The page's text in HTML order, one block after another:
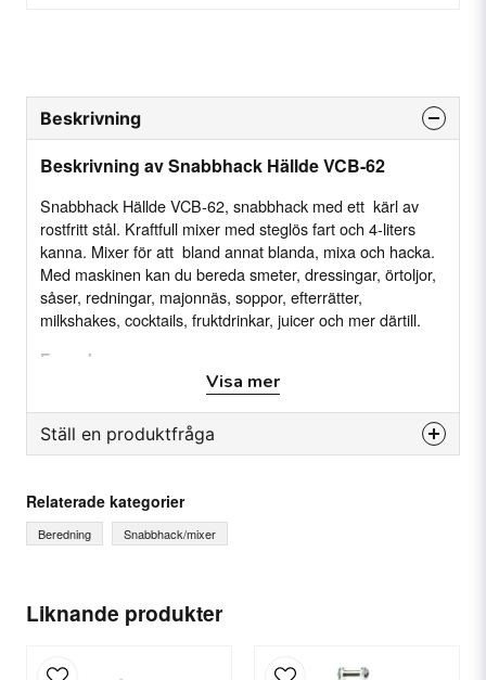
Liknande produkter
Beskrivning
Beskrivning av Snabbhack Hällde VCB-62
Snabbhack Hällde VCB-62, snabbhack med ett kärl av
rostfritt stål. Kraftfull mixer med steglös fart och 4-liters
kanna. Mixer för att bland annat blanda, mixa och hacka.
Med maskinen kan du bereda smeter, dressingar, örtoljor,
såser, redningar, majonnäs, soppor, efterrätter,
milkshakes, cocktails, fruktdrinkar, juicer och mer därtill.
Egenskaper
Bereder, blandar, mixar, hackar m.m.
2 hastigheter, 1500 eller 3000 varm per minut
Anslutning: 380-415 V. 50/60, Trefas
Hastigheter: 2 (1500 v/m, 3000 v/m)
Behållare: 4 liter
Produktblad
Visa mer
Ställ en produktfråga
Fråga oss något om denna produkten...
Ditt namn
Relaterade kategorier
Beredning Snabbhack/mixer